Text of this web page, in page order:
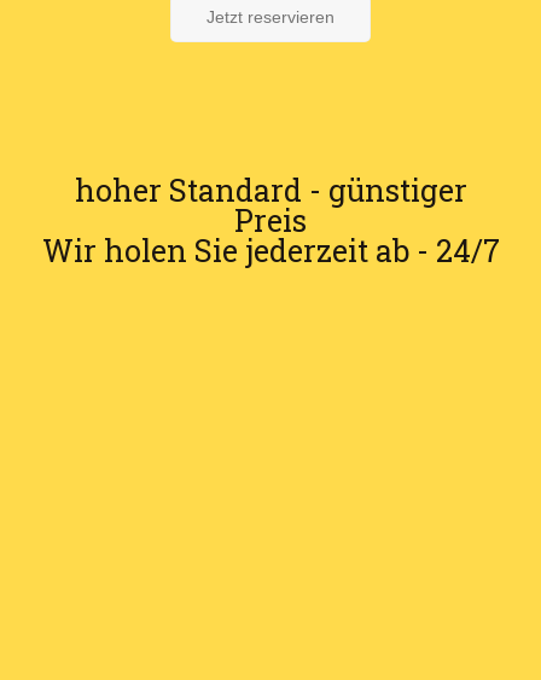
Jetzt reservieren
hoher Standard - günstiger
Preis
Wir holen Sie jederzeit ab - 24/7